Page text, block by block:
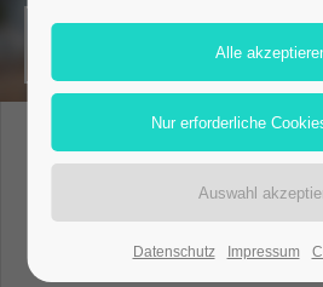
MERKZETTEL
Datenschutz Impressum